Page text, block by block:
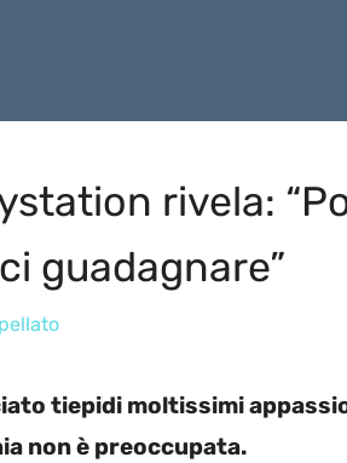
rivela:
guadagnare”
tiepidi moltissimi
non è preoccupata.